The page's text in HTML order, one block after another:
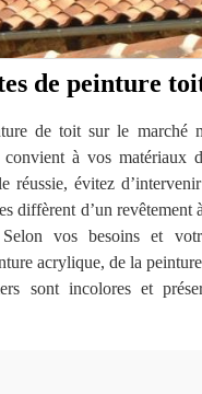
de peinture
de toit sur le marché
à vos matériaux
réussie, évitez
diffèrent d’un revêtement
vos besoins et
acrylique, de la
sont incolores et